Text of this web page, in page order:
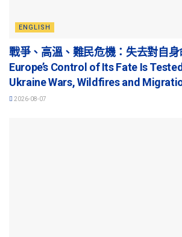
ENGLISH
戰爭、高溫、難民危機：失去對自
Europe’s Control of Its Fate Is
Ukraine Wars, Wildfires and
2026-08-07